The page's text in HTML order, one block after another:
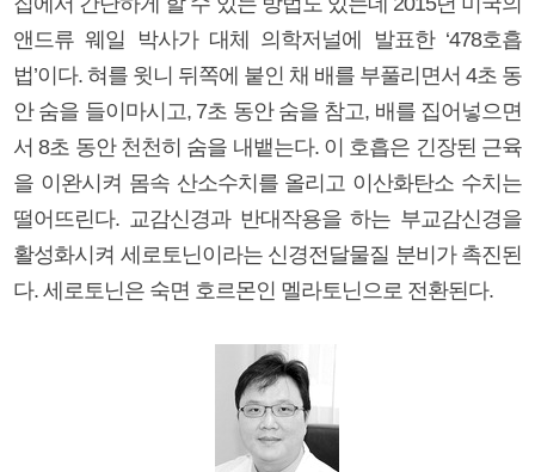
앤드류 웨일 박사가 대체 의학저널에 발표한 ‘478호흡
법’이다. 혀를 윗니 뒤쪽에 붙인 채 배를 부풀리면서 4초 동
안 숨을 들이마시고, 7초 동안 숨을 참고, 배를 집어넣으면
서 8초 동안 천천히 숨을 내뱉는다. 이 호흡은 긴장된 근육
을 이완시켜 몸속 산소수치를 올리고 이산화탄소 수치는
떨어뜨린다. 교감신경과 반대작용을 하는 부교감신경을
활성화시켜 세로토닌이라는 신경전달물질 분비가 촉진된
다. 세로토닌은 숙면 호르몬인 멜라토닌으로 전환된다.